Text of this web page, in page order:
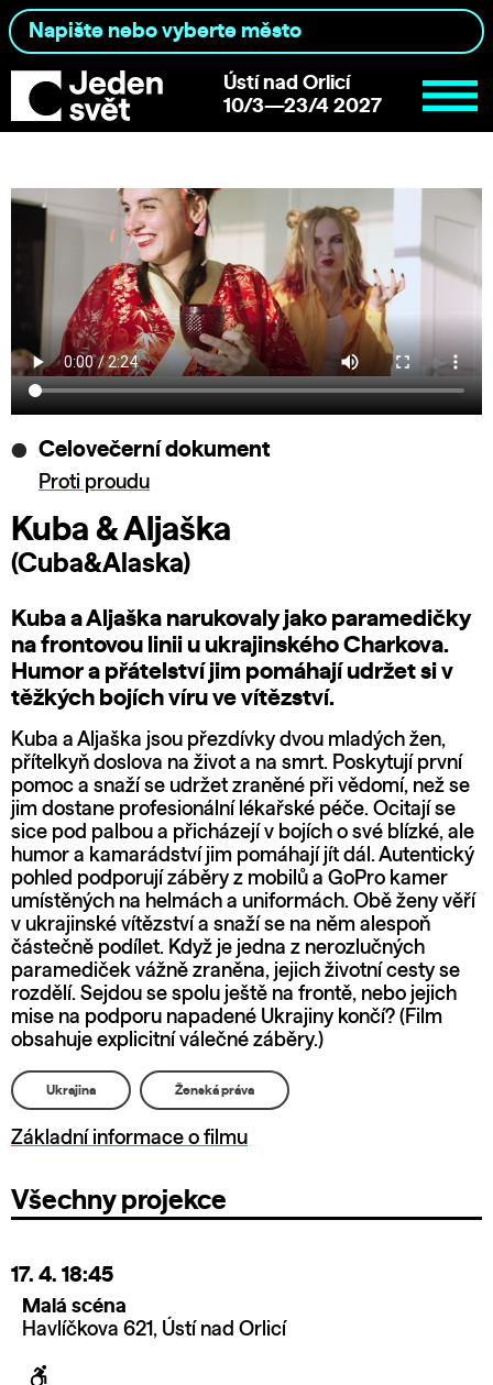
Ústí nad Orlicí
10/3—23/4 2027
Celovečerní dokument
Proti proudu
Kuba & Aljaška
(Cuba&Alaska)
Kuba a Aljaška narukovaly jako paramedičky
na frontovou linii u ukrajinského Charkova.
Humor a přátelství jim pomáhají udržet si v
těžkých bojích víru ve vítězství.
Kuba a Aljaška jsou přezdívky dvou mladých žen,
přítelkyň doslova na život a na smrt. Poskytují první
pomoc a snaží se udržet zraněné při vědomí, než se
jim dostane profesionální lékařské péče. Ocitají se
sice pod palbou a přicházejí v bojích o své blízké, ale
humor a kamarádství jim pomáhají jít dál. Autentický
pohled podporují záběry z mobilů a GoPro kamer
umístěných na helmách a uniformách. Obě ženy věří
v ukrajinské vítězství a snaží se na něm alespoň
částečně podílet. Když je jedna z nerozlučných
paramediček vážně zraněna, jejich životní cesty se
rozdělí. Sejdou se spolu ještě na frontě, nebo jejich
mise na podporu napadené Ukrajiny končí? (Film
obsahuje explicitní válečné záběry.)
Ukrajina Ženská práva
Základní informace o filmu
Všechny projekce
17. 4. 18:45
Malá scéna
Havlíčkova 621, Ústí nad Orlicí